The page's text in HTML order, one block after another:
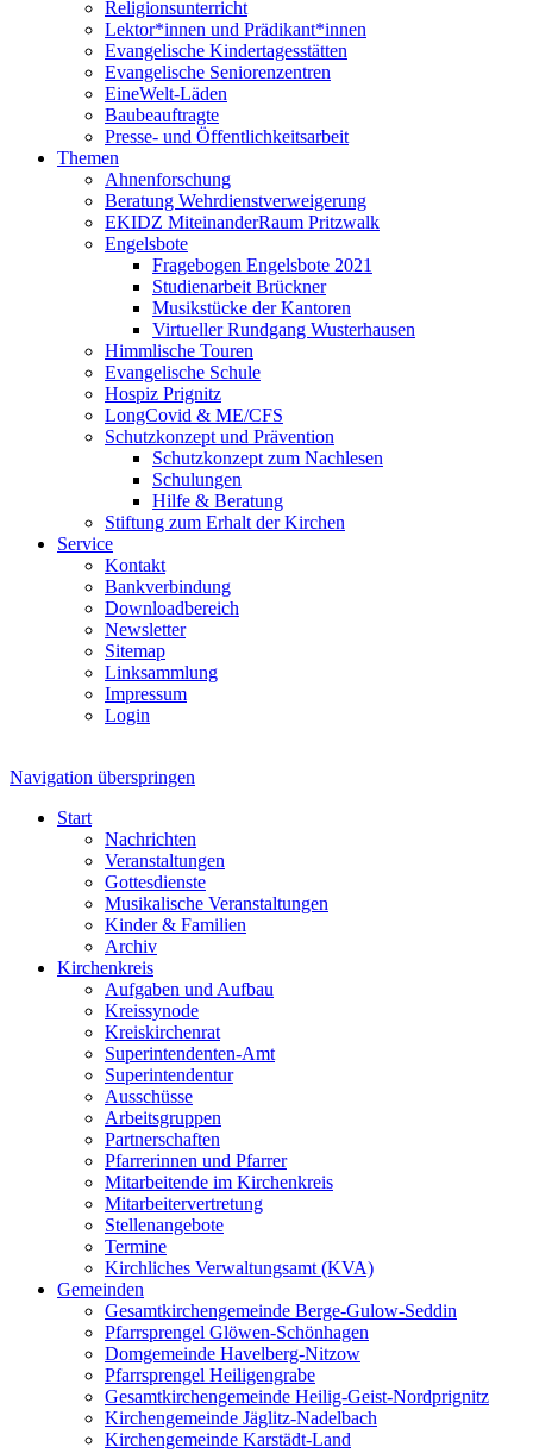
Religionsunterricht
Lektor*innen und Prädikant*innen
Evangelische Kindertagesstätten
Evangelische Seniorenzentren
EineWelt-Läden
Baubeauftragte
Presse- und Öffentlichkeitsarbeit
Themen
Ahnenforschung
Beratung Wehrdienstverweigerung
EKIDZ MiteinanderRaum Pritzwalk
Engelsbote
Fragebogen Engelsbote 2021
Studienarbeit Brückner
Musikstücke der Kantoren
Virtueller Rundgang Wusterhausen
Himmlische Touren
Evangelische Schule
Hospiz Prignitz
LongCovid & ME/CFS
Schutzkonzept und Prävention
Schutzkonzept zum Nachlesen
Schulungen
Hilfe & Beratung
Stiftung zum Erhalt der Kirchen
Service
Kontakt
Bankverbindung
Downloadbereich
Newsletter
Sitemap
Linksammlung
Impressum
Login
Navigation überspringen
Start
Nachrichten
Veranstaltungen
Gottesdienste
Musikalische Veranstaltungen
Kinder & Familien
Archiv
Kirchenkreis
Aufgaben und Aufbau
Kreissynode
Kreiskirchenrat
Superintendenten-Amt
Superintendentur
Ausschüsse
Arbeitsgruppen
Partnerschaften
Pfarrerinnen und Pfarrer
Mitarbeitende im Kirchenkreis
Mitarbeitervertretung
Stellenangebote
Termine
Kirchliches Verwaltungsamt (KVA)
Gemeinden
Gesamtkirchengemeinde Berge-Gulow-Seddin
Pfarrsprengel Glöwen-Schönhagen
Domgemeinde Havelberg-Nitzow
Pfarrsprengel Heiligengrabe
Gesamtkirchengemeinde Heilig-Geist-Nordprignitz
Kirchengemeinde Jäglitz-Nadelbach
Kirchengemeinde Karstädt-Land